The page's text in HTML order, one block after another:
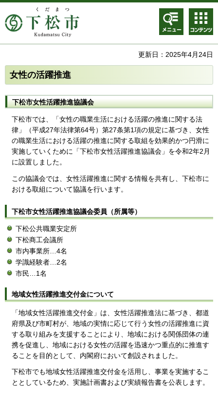
メニュ
ー
コンテ
ンツメ
ニュー
更新日：2025年4月24日
女性の活躍推進
下松市女性活躍推進協議会
下松市では、「女性の職業生活における活躍の推進に関する法
律」（平成27年法律第64号）第27条第1項の規定に基づき、女性
の職業生活における活躍の推進に関する取組を効果的かつ円滑に
実施していくために「下松市女性活躍推進協議会」を令和2年2月
に設置しました。
この協議会では、女性活躍推進に関する情報を共有し、下松市に
おける取組について協議を行います。
下松市女性活躍推進協議会委員（所属等）
下松公共職業安定所
下松商工会議所
市内事業所…4名
学識経験者…2名
市民…1名
地域女性活躍推進交付金について
「地域女性活躍推進交付金」は、女性活躍推進法に基づき、都道
府県及び市町村が、地域の実情に応じて行う女性の活躍推進に資
する取り組みを支援することにより、地域における関係団体の連
携を促進し、地域における女性の活躍を迅速かつ重点的に推進す
ることを目的として、内閣府において創設されました。
下松市でも地域女性活躍推進交付金を活用し、事業を実施するこ
ととしているため、実施計画書および実績報告書を公表します。